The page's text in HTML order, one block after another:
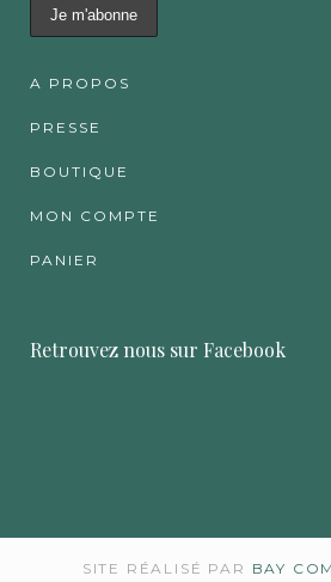
A PROPOS
PRESSE
BOUTIQUE
MON COMPTE
PANIER
Retrouvez nous sur Facebook
SITE RÉALISÉ PAR BAY